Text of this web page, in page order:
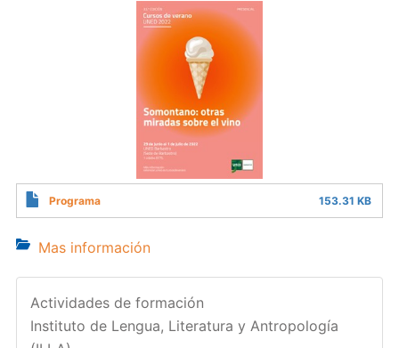
Programa 153.31 KB
Mas información
Actividades de formación
Instituto de Lengua, Literatura y Antropología